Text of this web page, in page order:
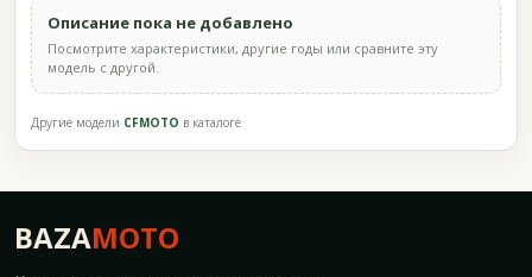
Описание пока не добавлено
Посмотрите характеристики, другие годы или сравните эту
модель с другой.
Другие модели CFMOTO в каталоге
BAZAMOTO